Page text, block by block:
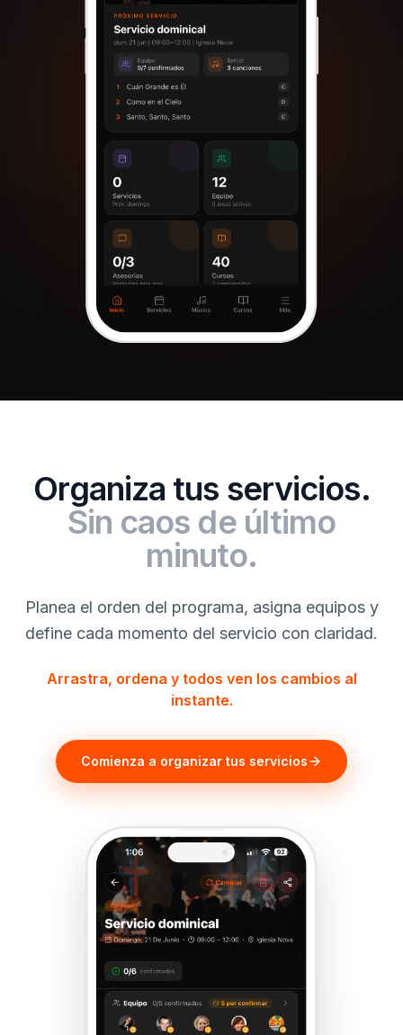
Organiza tus servicios.
Sin caos de último
minuto.
Planea el orden del programa, asigna equipos y
define cada momento del servicio con claridad.
Arrastra, ordena y todos ven los cambios al
instante.
Comienza a organizar tus servicios